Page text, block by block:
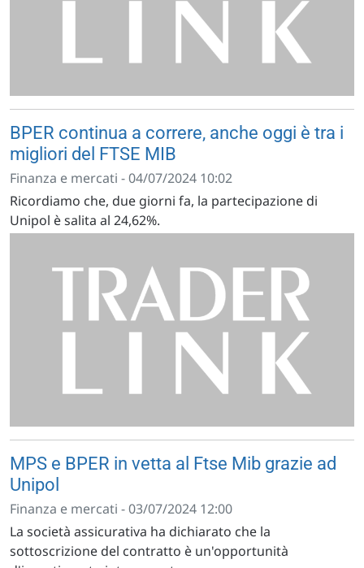
BPER continua a correre, anche oggi è tra i
migliori del FTSE MIB
Finanza e mercati - 04/07/2024 10:02
Ricordiamo che, due giorni fa, la partecipazione di
Unipol è salita al 24,62%.
MPS e BPER in vetta al Ftse Mib grazie ad
Unipol
Finanza e mercati - 03/07/2024 12:00
La società assicurativa ha dichiarato che la
sottoscrizione del contratto è un'opportunità